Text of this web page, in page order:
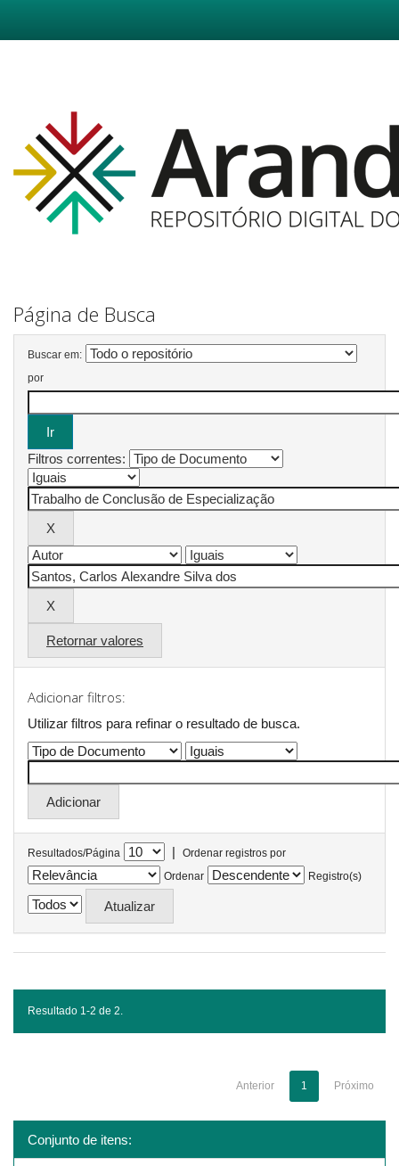
Página de Busca
Buscar em:
por
Filtros correntes:
Retornar valores
Adicionar filtros:
Utilizar filtros para refinar o resultado de busca.
Resultados/Página |
Ordenar registros por
Ordenar
Registro(s)
Resultado 1-2 de 2.
Anterior 1 Próximo
Conjunto de itens: